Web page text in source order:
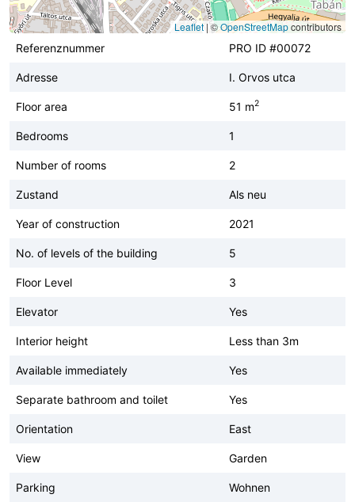
Leaflet |©OpenStreetMapcontributors
Referenznummer
PRO ID #00072
Adresse I. Orvos utca
Floor area 51 m2
Bedrooms 1
Number of rooms 2
Zustand Als neu
Year of construction 2021
No. of levels of the building 5
Floor Level 3
Elevator Yes
Interior height Less than 3m
Available immediately Yes
Separate bathroom and toilet Yes
Orientation East
View Garden
Parking Wohnen